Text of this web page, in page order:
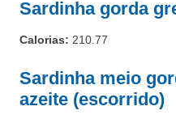
Sardinha gorda
Calorias: 210.77
Sardinha meio
azeite (escorrido)